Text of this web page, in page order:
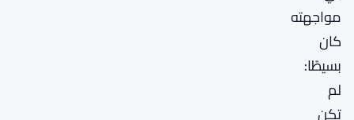
مواجهته
كان
بسيطًا:
لم
تكن